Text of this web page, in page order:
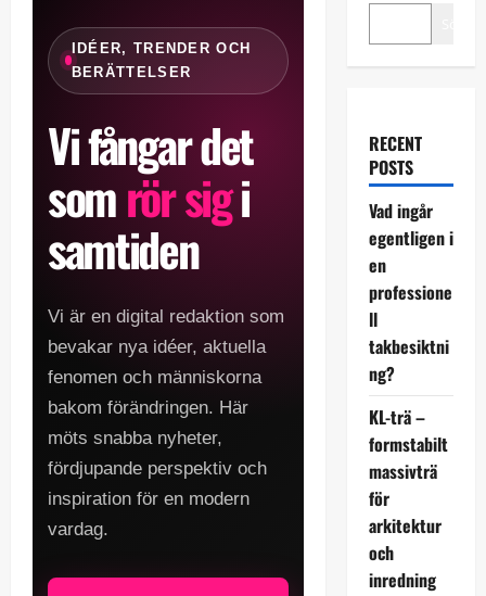
IDÉER, TRENDER OCH
BERÄTTELSER
Vi fångar det
somrör sigi
samtiden
Vi är en digital redaktion som
bevakar nya idéer, aktuella
fenomen och människorna
bakom förändringen. Här
möts snabba nyheter,
fördjupande perspektiv och
inspiration för en modern
vardag.
RECENT
POSTS
Vad ingår
egentligen i
en
professione
ll
takbesiktni
ng?
KL-trä –
formstabilt
massivträ
för
arkitektur
och
inredning